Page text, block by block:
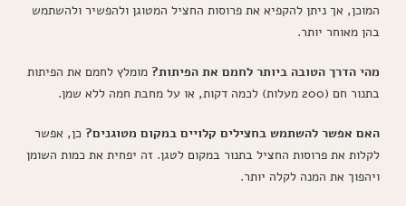
המוכן, אך ניתן להקפיא את פרוסות החציל המטוגן ולהפשיר ולהשתמש
בהן מאוחר יותר.
מהי הדרך הטובה ביותר לחמם את הפיתות? מומלץ לחמם את הפיתות
בתנור חם (200 מעלות) לכמה דקות, או על מחבת חמה ללא שמן.
האם אפשר להשתמש בחצילים קלויים במקום מטוגנים? כן, אפשר
לקלות את פרוסות החציל בתנור במקום לטגן. זה יפחית את כמות השומן
ויהפוך את המנה לקלה יותר.